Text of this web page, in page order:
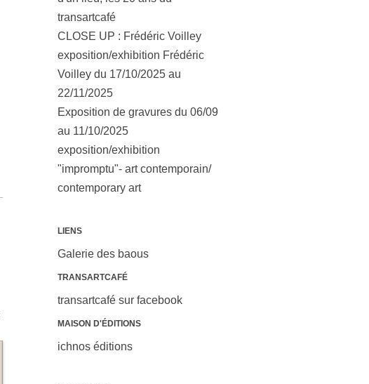
transartcafé
CLOSE UP : Frédéric Voilley
exposition/exhibition Frédéric
Voilley du 17/10/2025 au
22/11/2025
Exposition de gravures du 06/09
au 11/10/2025
exposition/exhibition
"impromptu"- art contemporain/
contemporary art
LIENS
Galerie des baous
TRANSARTCAFÉ
transartcafé sur facebook
MAISON D'ÉDITIONS
ichnos éditions